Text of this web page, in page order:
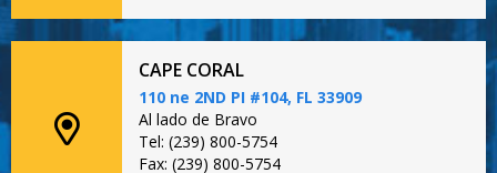
CAPE CORAL
110 ne 2ND PI #104, FL 33909
Al lado de Bravo
Tel: (239) 800-5754
Fax: (239) 800-5754